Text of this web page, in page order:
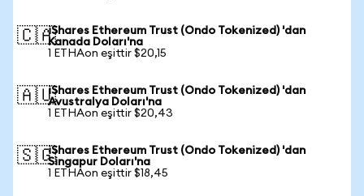
🇨🇦iShares Ethereum Trust (Ondo Tokenized) 'dan
Kanada Doları'na
1 ETHAon eşittir $20,15
🇦🇺iShares Ethereum Trust (Ondo Tokenized) 'dan
Avustralya Doları'na
1 ETHAon eşittir $20,43
🇸🇬iShares Ethereum Trust (Ondo Tokenized) 'dan
Singapur Doları'na
1 ETHAon eşittir $18,45